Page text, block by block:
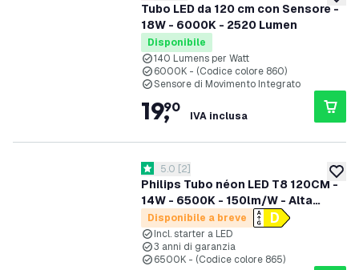
Tubo LED da 120 cm con Sensore -
18W - 6000K - 2520 Lumen
Disponibile
140 Lumens per Watt
6000K - (Codice colore 860)
Sensore di Movimento Integrato
19,
90
IVA inclusa
Philips Tubo néon LED T8 120CM -
14W - 6500K - 150lm/W - Alta
efficienza
apri il cassetto delle recensioni
5 stelle di valutazione
5.0 [2]
Disponibile a breve
Incl. starter a LED
3 anni di garanzia
6500K - (Codice colore 865)